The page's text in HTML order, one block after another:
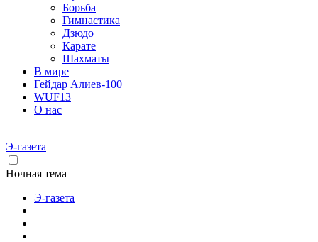
Борьба
Гимнастика
Дзюдо
Карате
Шахматы
В мире
Гейдар Алиев-100
WUF13
О нас
Э-газета
Ночная тема
Э-газета